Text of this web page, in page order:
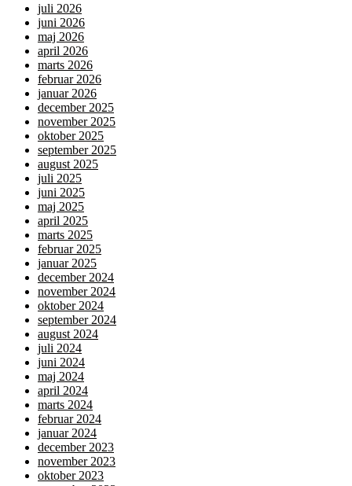
juli 2026
juni 2026
maj 2026
april 2026
marts 2026
februar 2026
januar 2026
december 2025
november 2025
oktober 2025
september 2025
august 2025
juli 2025
juni 2025
maj 2025
april 2025
marts 2025
februar 2025
januar 2025
december 2024
november 2024
oktober 2024
september 2024
august 2024
juli 2024
juni 2024
maj 2024
april 2024
marts 2024
februar 2024
januar 2024
december 2023
november 2023
oktober 2023